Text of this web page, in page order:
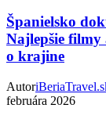
Španielsko
Najlepšie filmy
o krajine
Autor
februára 2026